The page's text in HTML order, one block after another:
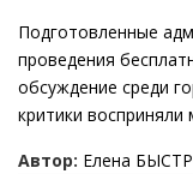
Подготовленные
проведения
обсуждение среди
критики восприняли
Автор: Елена